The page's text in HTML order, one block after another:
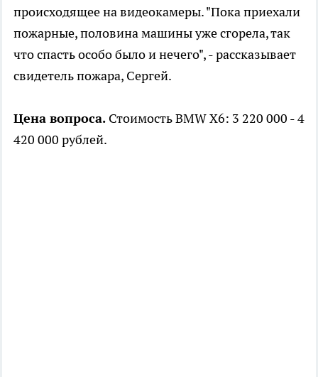
происходящее на видеокамеры. "Пока приехали
пожарные, половина машины уже сгорела, так
что спасть особо было и нечего", - рассказывает
свидетель пожара, Сергей.
Цена вопроса. Стоимость BMW X6: 3 220 000 - 4
420 000 рублей.